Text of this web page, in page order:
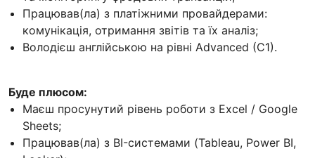
Працював(ла) з платіжними провайдерами:
комунікація, отримання звітів та їх аналіз;
Володієш англійською на рівні Advanced (C1).
Буде плюсом:
Маєш просунутий рівень роботи з Excel / Google
Sheets;
Працював(ла) з BI-системами (Tableau, Power BI,